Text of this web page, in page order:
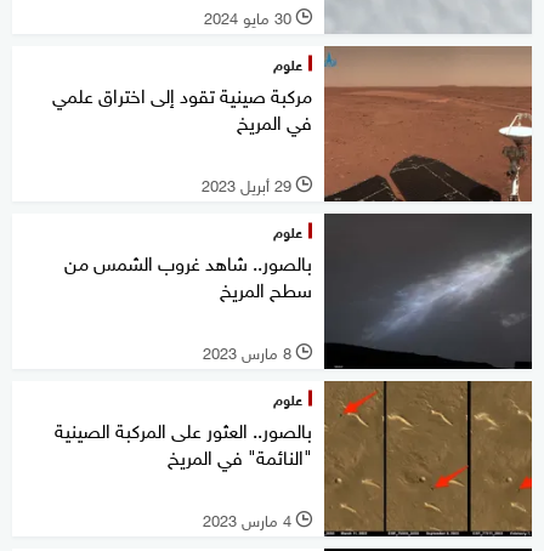
l 30 مايو 2024
علوم
مركبة صينية تقود إلى اختراق علمي
في المريخ
l 29 أبريل 2023
علوم
بالصور.. شاهد غروب الشمس من
سطح المريخ
l 8 مارس 2023
علوم
بالصور.. العثور على المركبة الصينية
"النائمة" في المريخ
l 4 مارس 2023